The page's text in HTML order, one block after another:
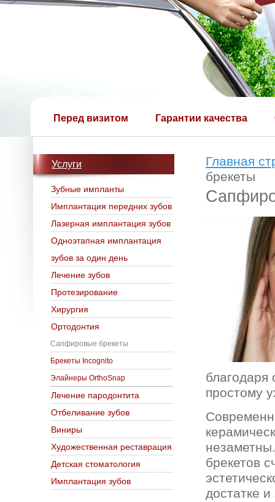
Перед визитом Гарантии качества
Главная
брекеты
простому
брекетов
достатке
Услуги
Зубные импланты
Имплантация передних зубов
Лазерная имплантация зубов
Одноэтапная имплантация
зубов за один день
Лечение зубов
Протезирование
Хирургия
Ортодонтия
Сапфировые брекеты
Брекеты Incognito
Элайнеры OrthoSnap
Лечение пародонтита
Отбеливание зубов
Виниры
Художественная реставрация
Детская стоматология
Имплантация зубов